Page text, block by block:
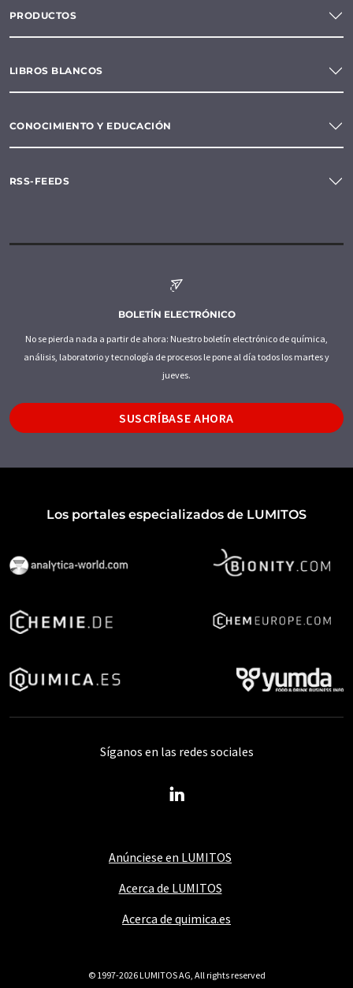
PRODUCTOS
LIBROS BLANCOS
CONOCIMIENTO Y EDUCACIÓN
RSS-FEEDS
BOLETÍN ELECTRÓNICO
No se pierda nada a partir de ahora: Nuestro boletín electrónico de química,
análisis, laboratorio y tecnología de procesos le pone al día todos los martes y
jueves.
SUSCRÍBASE AHORA
Los portales especializados de LUMITOS
Anúnciese en LUMITOS
Acerca de LUMITOS
Acerca de quimica.es
Síganos en las redes sociales
© 1997-2026 LUMITOS AG, All rights reserved